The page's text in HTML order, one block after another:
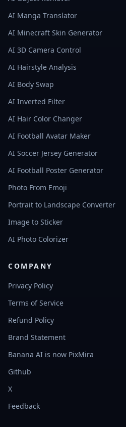
AI Manga Translator
AI Minecraft Skin Generator
AI 3D Camera Control
AI Hairstyle Analysis
AI Body Swap
AI Inverted Filter
AI Hair Color Changer
AI Football Avatar Maker
AI Soccer Jersey Generator
AI Football Poster Generator
Photo From Emoji
Portrait to Landscape Converter
Image to Sticker
AI Photo Colorizer
COMPANY
Privacy Policy
Terms of Service
Refund Policy
Brand Statement
Banana AI is now PixMira
Github
X
Feedback